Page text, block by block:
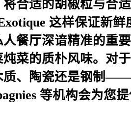
合适的胡椒粒与合
这样保证新
餐厅深谙精准的重
菜的质朴风味。对
、陶瓷还是钢制——
等机构会为您